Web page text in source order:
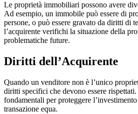
Le proprietà immobiliari possono avere
Ad esempio, un immobile può essere di
persone, o può essere gravato da diritti di
l’acquirente verifichi la situazione della
problematiche future.
Diritti dell’Acquirente
Quando un venditore non è l’unico
diritti specifici che devono essere
fondamentali per proteggere
transazione equa.